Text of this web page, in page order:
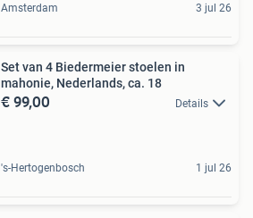
Amsterdam 3 jul 26
Set van 4 Biedermeier stoelen in
mahonie, Nederlands, ca. 18
€ 99,00 Details
's-Hertogenbosch 1 jul 26